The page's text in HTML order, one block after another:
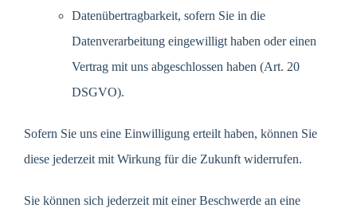
Datenübertragbarkeit, sofern Sie in die
Datenverarbeitung eingewilligt haben oder einen
Vertrag mit uns abgeschlossen haben (Art. 20
DSGVO).
Sofern Sie uns eine Einwilligung erteilt haben, können Sie
diese jederzeit mit Wirkung für die Zukunft widerrufen.
Sie können sich jederzeit mit einer Beschwerde an eine